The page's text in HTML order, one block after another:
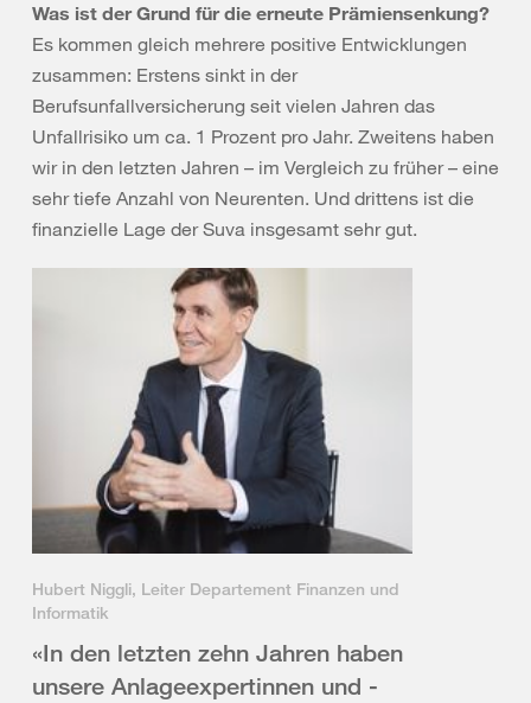
Was ist der Grund für die erneute Prämiensenkung?
Es kommen gleich mehrere positive Entwicklungen
zusammen: Erstens sinkt in der
Berufsunfallversicherung seit vielen Jahren das
Unfallrisiko um ca. 1 Prozent pro Jahr. Zweitens haben
wir in den letzten Jahren – im Vergleich zu früher – eine
sehr tiefe Anzahl von Neurenten. Und drittens ist die
finanzielle Lage der Suva insgesamt sehr gut.
Hubert Niggli, Leiter Departement Finanzen und
Informatik
«In den letzten zehn Jahren haben
unsere Anlageexpertinnen und -